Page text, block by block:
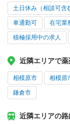
土日休み（相談可含
車通勤可 在宅業
積極採用中の求人
近隣エリアで
相模原市 相模原
鎌倉市
近隣エリアの